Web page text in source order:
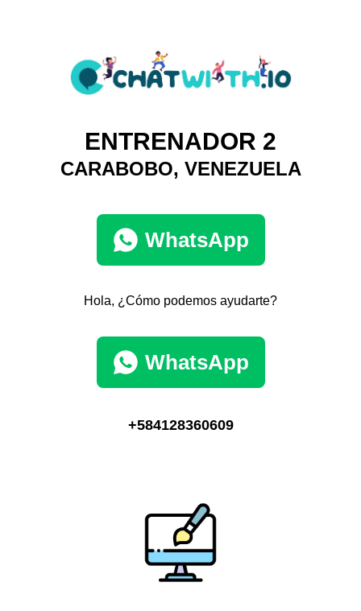
ENTRENADOR 2
CARABOBO, VENEZUELA
WhatsApp
Hola, ¿Cómo podemos ayudarte?
WhatsApp
+584128360609